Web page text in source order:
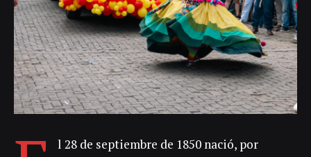
l 28 de septiembre de 1850 nació, por